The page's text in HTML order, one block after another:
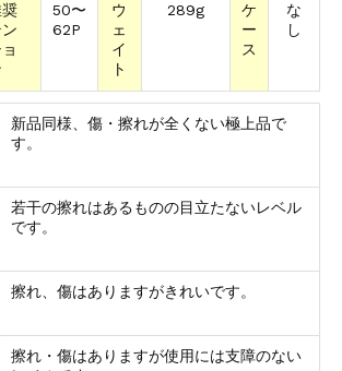
50〜
62P
ウ
ェ
イ
ト
289g
ケ
ー
ス
な
し
新品同様、傷・擦れが全くない極上品で
す。
若干の擦れはあるものの目立たないレベル
です。
擦れ、傷はありますがきれいです。
擦れ・傷はありますが使用には支障のない